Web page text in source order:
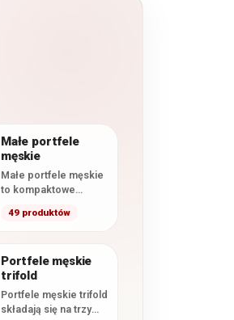
Małe portfele
męskie
Małe portfele męskie
to kompaktowe
przeznaczone dla
najpotrzebniejsze
karty, banknoty…
49 produktów
Portfele męskie
trifold
Portfele męskie trifold
składają się na trzy